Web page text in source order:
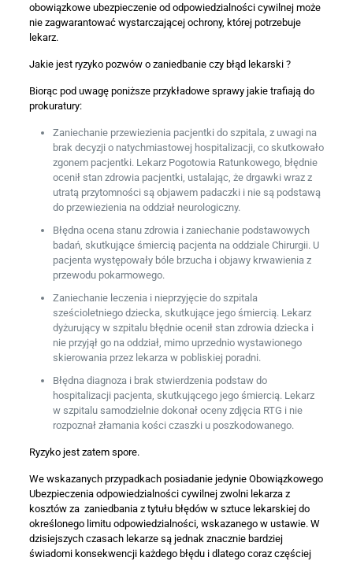
obowiązkowe ubezpieczenie od odpowiedzialności cywilnej może
nie zagwarantować wystarczającej ochrony, której potrzebuje
lekarz.
Jakie jest ryzyko pozwów o zaniedbanie czy błąd lekarski ?
Biorąc pod uwagę poniższe przykładowe sprawy jakie trafiają do
prokuratury:
Zaniechanie przewiezienia pacjentki do szpitala, z uwagi na
brak decyzji o natychmiastowej hospitalizacji, co skutkowało
zgonem pacjentki. Lekarz Pogotowia Ratunkowego, błędnie
ocenił stan zdrowia pacjentki, ustalając, że drgawki wraz z
utratą przytomności są objawem padaczki i nie są podstawą
do przewiezienia na oddział neurologiczny.
Błędna ocena stanu zdrowia i zaniechanie podstawowych
badań, skutkujące śmiercią pacjenta na oddziale Chirurgii. U
pacjenta występowały bóle brzucha i objawy krwawienia z
przewodu pokarmowego.
Zaniechanie leczenia i nieprzyjęcie do szpitala
sześcioletniego dziecka, skutkujące jego śmiercią. Lekarz
dyżurujący w szpitalu błędnie ocenił stan zdrowia dziecka i
nie przyjął go na oddział, mimo uprzednio wystawionego
skierowania przez lekarza w pobliskiej poradni.
Błędna diagnoza i brak stwierdzenia podstaw do
hospitalizacji pacjenta, skutkującego jego śmiercią. Lekarz
w szpitalu samodzielnie dokonał oceny zdjęcia RTG i nie
rozpoznał złamania kości czaszki u poszkodowanego.
Ryzyko jest zatem spore.
We wskazanych przypadkach posiadanie jedynie Obowiązkowego
Ubezpieczenia odpowiedzialności cywilnej zwolni lekarza z
kosztów za zaniedbania z tytułu błędów w sztuce lekarskiej do
określonego limitu odpowiedzialności, wskazanego w ustawie. W
dzisiejszych czasach lekarze są jednak znacznie bardziej
świadomi konsekwencji każdego błędu i dlatego coraz częściej